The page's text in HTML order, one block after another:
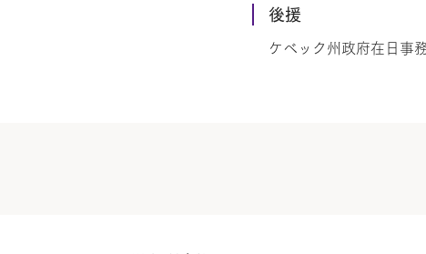
後援
ケベック州政府在日事